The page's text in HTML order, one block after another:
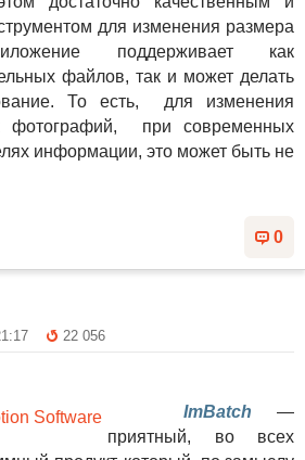
для изменения размера
поддерживает как
файлов, так и может делать
То есть, для изменения
фотографий, при современных
информации, это может быть не
0
22 056
ImBatch —
приятный, во всех